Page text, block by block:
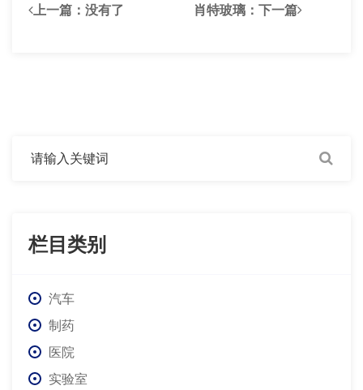
上一篇： 没有了 肖特玻璃 ：下一篇
栏目类别
汽车
制药
医院
实验室